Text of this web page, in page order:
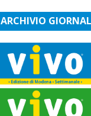
ARCHIVIO